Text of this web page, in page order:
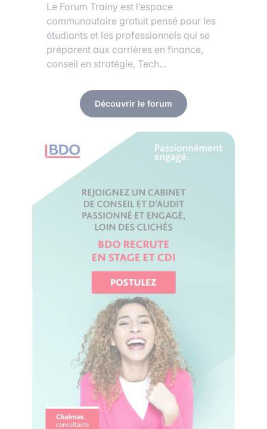
Le Forum Trainy est l’espace
communautaire gratuit pensé pour les
étudiants et les professionnels qui se
préparent aux carrières en finance,
conseil en stratégie, Tech…
Découvrir le forum